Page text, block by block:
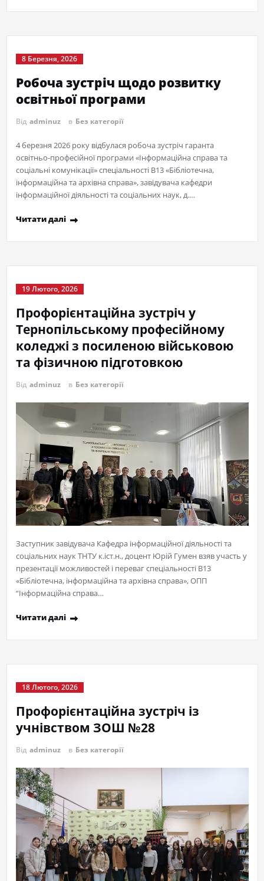
8 Березня, 2026
Робоча зустріч щодо розвитку
освітньої програми
Від adminuz в Без категорії
4 березня 2026 року відбулася робоча зустріч гаранта
освітньо-професійної програми «Інформаційна справа та
соціальні комунікації» спеціальності В13 «Бібліотечна,
інформаційна та архівна справа», завідувача кафедри
інформаційної діяльності та соціальних наук, д.…
Читати далі
19 Лютого, 2026
Профорієнтаційна зустріч у
Тернопільському професійному
коледжі з посиленою військовою
та фізичною підготовкою
Від adminuz в Без категорії
Заступник завідувача Кафедра інформаційної діяльності та
соціальних наук ТНТУ к.іст.н., доцент Юрій Гумен взяв участь у
презентації можливостей і переваг спеціальності В13
«Бібліотечна, інформаційна та архівна справа», ОПП
“Інформаційна справа…
Читати далі
18 Лютого, 2026
Профорієнтаційна зустріч із
учнівством ЗОШ №28
Від adminuz в Без категорії